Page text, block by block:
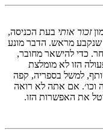
זכור אותי בעת הכניסה,
מראש. הדבר מונע
כדי להישאר מחובר,
הזו לא מומלצת
למשל בספריה, קפה
וכו׳. אם אתה לא רואה
את האפשרות הזו.